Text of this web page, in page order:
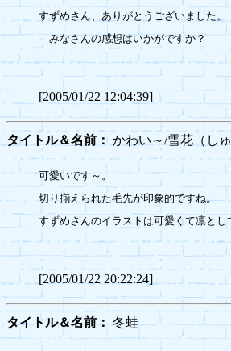
すずめさん、ありがとうございました。
みなさんの感想はいかがですか？
[2005/01/22 12:04:39]
タイトル＆名前： かわい～/雪花（
可愛いです～。
切り揃えられた毛先が印象的ですね。
すずめさんのイラストは可愛くて凛とし
[2005/01/22 20:22:24]
タイトル＆名前：冬蛙